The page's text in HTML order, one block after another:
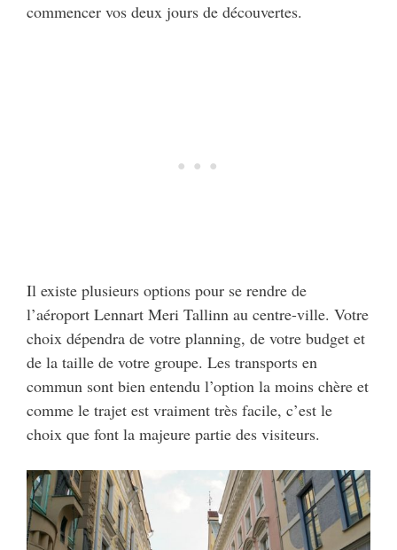
commencer vos deux jours de découvertes.
Il existe plusieurs options pour se rendre de
l’aéroport Lennart Meri Tallinn au centre-ville. Votre
choix dépendra de votre planning, de votre budget et
de la taille de votre groupe. Les transports en
commun sont bien entendu l’option la moins chère et
comme le trajet est vraiment très facile, c’est le
choix que font la majeure partie des visiteurs.